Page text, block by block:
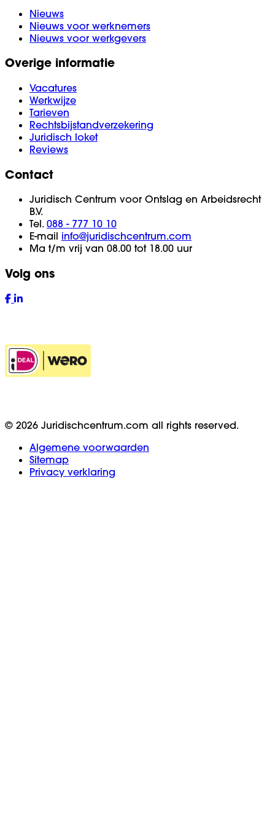
Nieuws
Nieuws voor werknemers
Nieuws voor werkgevers
Overige informatie
Vacatures
Werkwijze
Tarieven
Rechtsbijstandverzekering
Juridisch loket
Reviews
Contact
Juridisch Centrum voor Ontslag en Arbeidsrecht
B.V.
Tel. 088 - 777 10 10
E-mail info@juridischcentrum.com
Ma t/m vrij van 08.00 tot 18.00 uur
Volg ons
© 2026 Juridischcentrum.com all rights reserved.
Algemene voorwaarden
Sitemap
Privacy verklaring